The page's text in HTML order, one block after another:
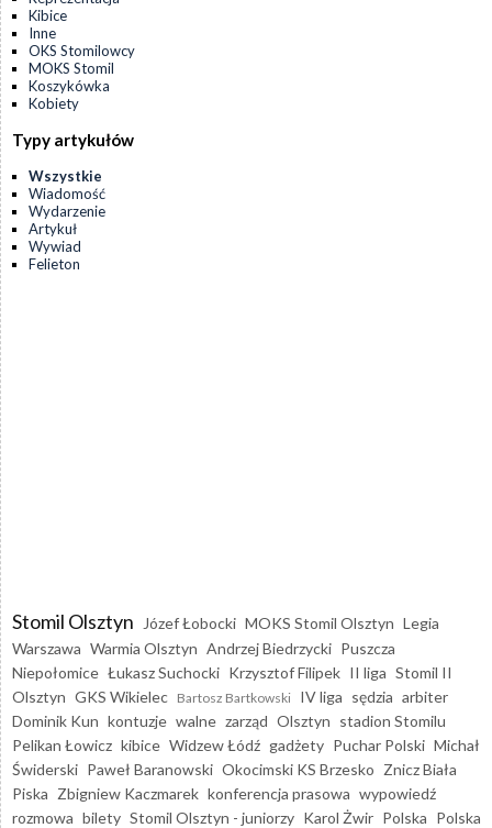
Kibice
Inne
OKS Stomilowcy
MOKS Stomil
Koszykówka
Kobiety
Typy artykułów
Wszystkie
Wiadomość
Wydarzenie
Artykuł
Wywiad
Felieton
Stomil Olsztyn Józef Łobocki MOKS Stomil Olsztyn Legia
Warszawa Warmia Olsztyn Andrzej Biedrzycki Puszcza
Niepołomice Łukasz Suchocki Krzysztof Filipek II liga Stomil II
Olsztyn GKS Wikielec Bartosz Bartkowski IV liga sędzia arbiter
Dominik Kun kontuzje walne zarząd Olsztyn stadion Stomilu
Pelikan Łowicz kibice Widzew Łódź gadżety Puchar Polski Michał
Świderski Paweł Baranowski Okocimski KS Brzesko Znicz Biała
Piska Zbigniew Kaczmarek konferencja prasowa wypowiedź
rozmowa bilety Stomil Olsztyn - juniorzy Karol Żwir Polska Polska